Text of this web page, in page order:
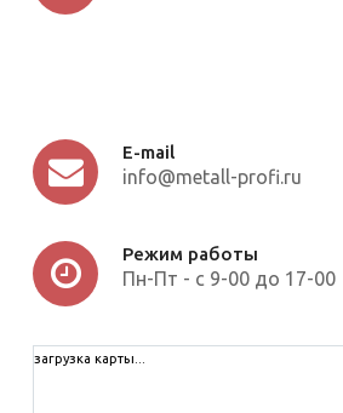
E-mail
info@metall-profi.ru
Режим работы
Пн-Пт - с 9-00 до 17-00
загрузка карты...